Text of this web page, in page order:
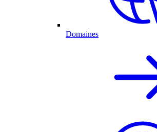
Domaines